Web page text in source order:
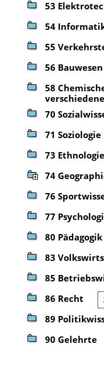
53
54
55
56 Bauwesen
58
70
71 Soziologie
73
74
76
77
80 Pädagogik
83
85
86 Recht
89
90 Gelehrte